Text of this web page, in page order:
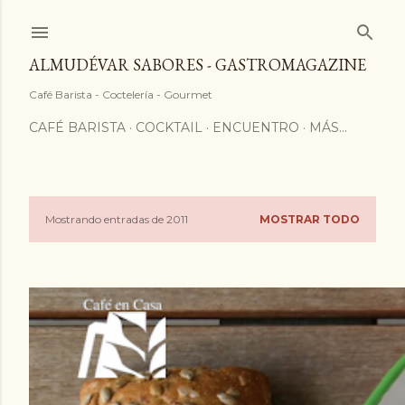
ALMUDÉVAR SABORES - GASTROMAGAZINE
Café Barista - Coctelería - Gourmet
CAFÉ BARISTA COCKTAIL ENCUENTRO MÁS…
E
t
r
a
Mostrando entradas de 2011 MOSTRAR TODO